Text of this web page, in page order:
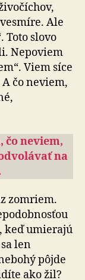
Ale
Toto slovo
Nepoviem
Viem síce
čo neviem,
čo neviem,
na
zomriem.
keď umierajú
len
pôjde
ako žil?